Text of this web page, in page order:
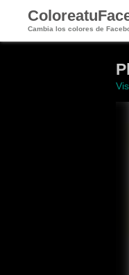
Cambia los colores de